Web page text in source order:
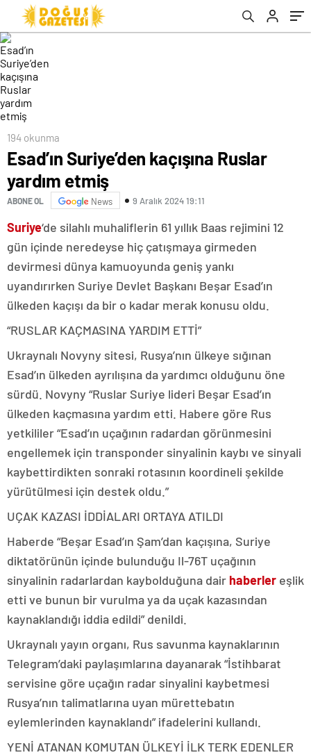
194 okunma
Esad’ın Suriye’den kaçışına Ruslar
yardım etmiş
ABONE OL News 9 Aralık 2024 19:11
Suriye‘de silahlı muhaliflerin 61 yıllık Baas rejimini 12
gün içinde neredeyse hiç çatışmaya girmeden
devirmesi dünya kamuoyunda geniş yankı
uyandırırken Suriye Devlet Başkanı Beşar Esad’ın
ülkeden kaçışı da bir o kadar merak konusu oldu.
“RUSLAR KAÇMASINA YARDIM ETTİ”
Ukraynalı Novyny sitesi, Rusya’nın ülkeye sığınan
Esad’ın ülkeden ayrılışına da yardımcı olduğunu öne
sürdü. Novyny “Ruslar Suriye lideri Beşar Esad’ın
ülkeden kaçmasına yardım etti. Habere göre Rus
yetkililer “Esad’ın uçağının radardan görünmesini
engellemek için transponder sinyalinin kaybı ve sinyali
kaybettirdikten sonraki rotasının koordineli şekilde
yürütülmesi için destek oldu.”
UÇAK KAZASI İDDİALARI ORTAYA ATILDI
Haberde “Beşar Esad’ın Şam’dan kaçışına, Suriye
diktatörünün içinde bulunduğu Il-76T uçağının
sinyalinin radarlardan kaybolduğuna dair haberler eşlik
etti ve bunun bir vurulma ya da uçak kazasından
kaynaklandığı iddia edildi” denildi.
Ukraynalı yayın organı, Rus savunma kaynaklarının
Telegram’daki paylaşımlarına dayanarak “İstihbarat
servisine göre uçağın radar sinyalini kaybetmesi
Rusya’nın talimatlarına uyan mürettebatın
eylemlerinden kaynaklandı” ifadelerini kullandı.
YENİ ATANAN KOMUTAN ÜLKEYİ İLK TERK EDENLER